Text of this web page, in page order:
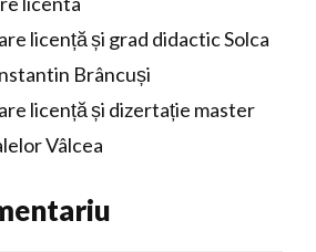
licență și grad didactic Solca
Brâncuși
licență și dizertație master
Vâlcea